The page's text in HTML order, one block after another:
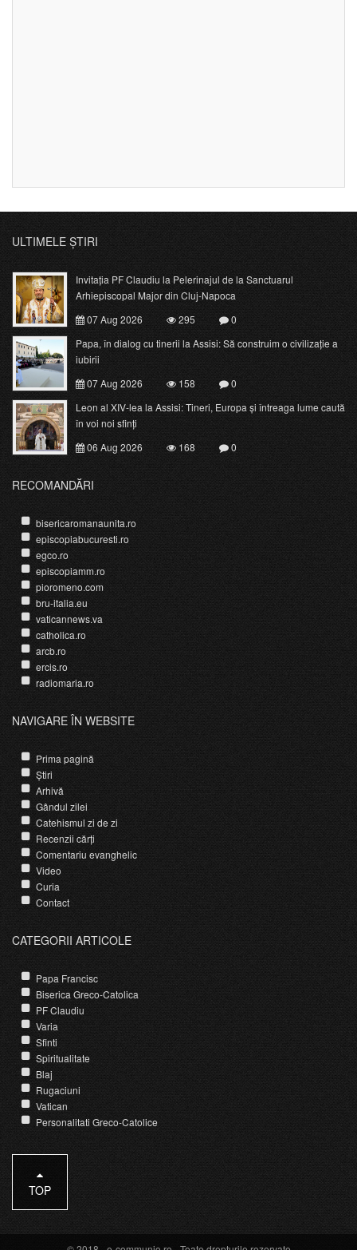
ULTIMELE ȘTIRI
Invitația PF Claudiu la Pelerinajul de la Sanctuarul
Arhiepiscopal Major din Cluj-Napoca
07 Aug 2026
295
0
Papa, în dialog cu tinerii la Assisi: Să construim o civilizație a
iubirii
07 Aug 2026
158
0
Leon al XIV-lea la Assisi: Tineri, Europa și întreaga lume caută
în voi noi sfinți
06 Aug 2026
168 0
RECOMANDĂRI
bisericaromanaunita.ro
episcopiabucuresti.ro
egco.ro
episcopiamm.ro
pioromeno.com
bru-italia.eu
vaticannews.va
catholica.ro
arcb.ro
ercis.ro
radiomaria.ro
NAVIGARE ÎN WEBSITE
Prima pagină
Știri
Arhivă
Gândul zilei
Catehismul zi de zi
Recenzii cărți
Comentariu evanghelic
Video
Curia
Contact
CATEGORII ARTICOLE
Papa Francisc
Biserica Greco-Catolica
PF Claudiu
Varia
Sfinti
Spiritualitate
Blaj
Rugaciuni
Vatican
Personalitati Greco-Catolice
TOP